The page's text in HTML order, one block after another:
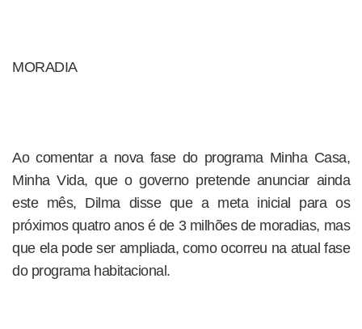
MORADIA
Ao comentar a nova fase do programa Minha Casa,
Minha Vida, que o governo pretende anunciar ainda
este mês, Dilma disse que a meta inicial para os
próximos quatro anos é de 3 milhões de moradias, mas
que ela pode ser ampliada, como ocorreu na atual fase
do programa habitacional.